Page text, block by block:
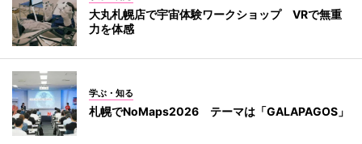
大丸札幌店で宇宙体験ワークショップ VRで無重
力を体感
学ぶ・知る
札幌でNoMaps2026 テーマは「GALAPAGOS」